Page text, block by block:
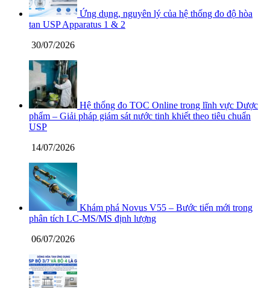
Ứng dụng, nguyên lý của hệ thống đo độ hòa
tan USP Apparatus 1 & 2
30/07/2026
Hệ thống đo TOC Online trong lĩnh vực Dược
phẩm – Giải pháp giám sát nước tinh khiết theo tiêu chuẩn
USP
14/07/2026
Khám phá Novus V55 – Bước tiến mới trong
phân tích LC-MS/MS định lượng
06/07/2026